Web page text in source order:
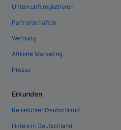
Unterkunft registrieren
Partnerschaften
Werbung
Affiliate Marketing
Presse
Erkunden
Reiseführer Deutschland
Hotels in Deutschland